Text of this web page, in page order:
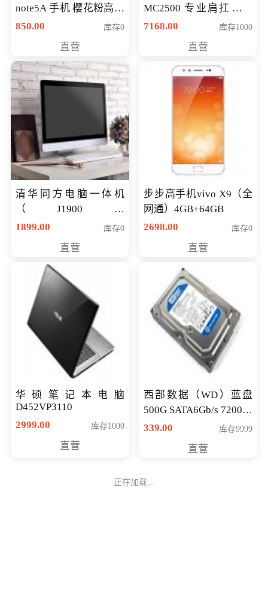
note5A 手机 樱花粉高配
版 全网通(3G+32G)
850.00 库存0
直营
MC2500 专业肩扛式存
储卡全高清摄录一体机
清入门级摄像机
7168.00 库存1000
直营
清华同方电脑一体机
（J1900四
核/4G/120G0.8CM厚度
1899.00 库存0
直营
步步高手机vivo X9（全
网通）4GB+64GB
2698.00
库存0
直营
华硕笔记本电脑
D452VP3110
2999.00
库存1000
直营
西部数据（WD）蓝盘
500G SATA6Gb/s 7200转
16M 台式机硬盘
339.00 库存9999
直营
正在加载...